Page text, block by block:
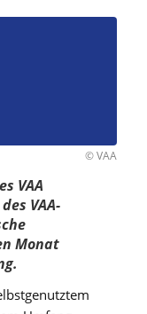
© VAA
VAA
VAA-
Monat